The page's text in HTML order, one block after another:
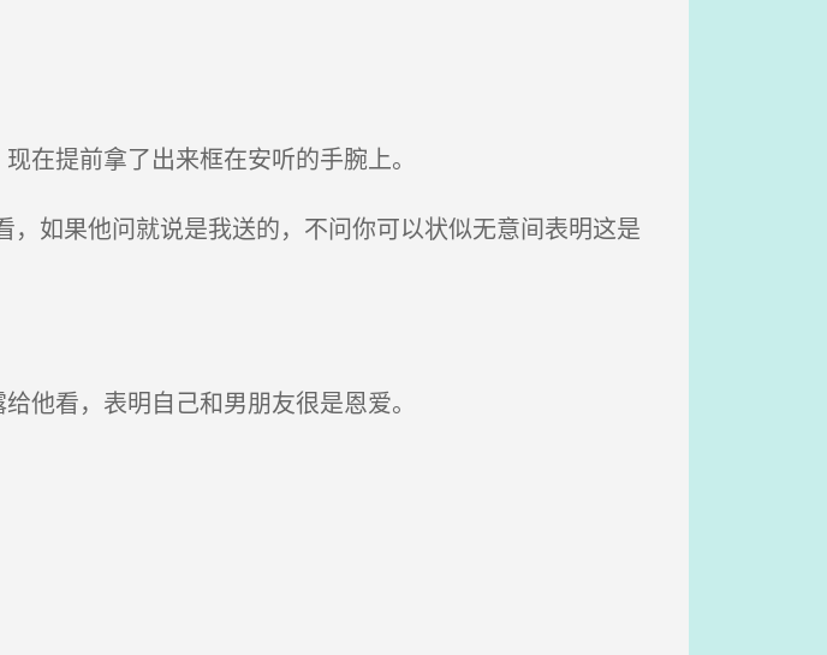
在提前拿了出来框在安听的手腕上。
如果他问就说是我送的，不问你可以状似无意间表明这是
他看，表明自己和男朋友很是恩爱。